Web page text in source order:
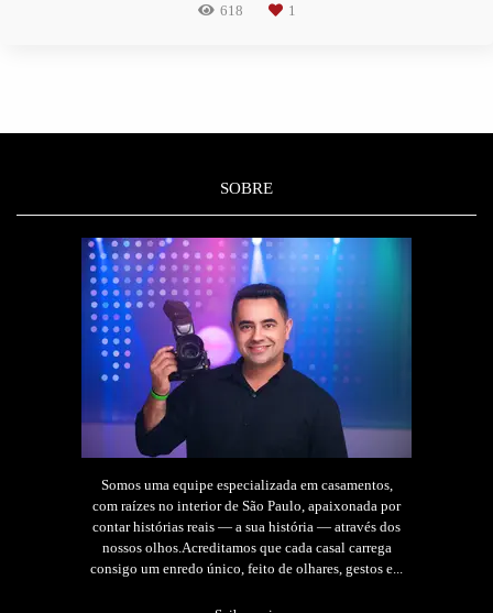
618 1
SOBRE
Somos uma equipe especializada em casamentos,
com raízes no interior de São Paulo, apaixonada por
contar histórias reais — a sua história — através dos
nossos olhos.Acreditamos que cada casal carrega
consigo um enredo único, feito de olhares, gestos e...